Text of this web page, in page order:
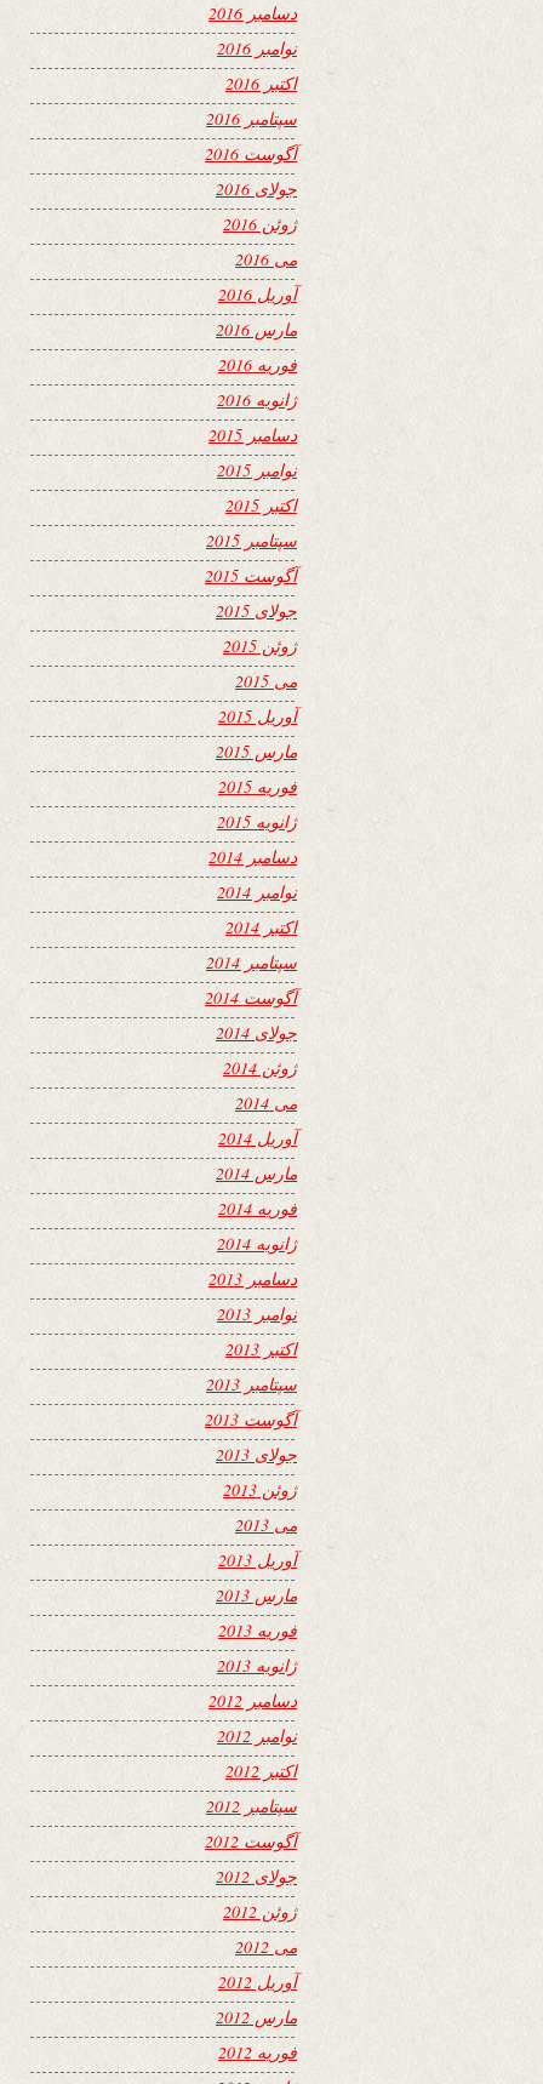
دسامبر 2016
نوامبر 2016
اکتبر 2016
سپتامبر 2016
آگوست 2016
جولای 2016
ژوئن 2016
می 2016
آوریل 2016
مارس 2016
فوریه 2016
ژانویه 2016
دسامبر 2015
نوامبر 2015
اکتبر 2015
سپتامبر 2015
آگوست 2015
جولای 2015
ژوئن 2015
می 2015
آوریل 2015
مارس 2015
فوریه 2015
ژانویه 2015
دسامبر 2014
نوامبر 2014
اکتبر 2014
سپتامبر 2014
آگوست 2014
جولای 2014
ژوئن 2014
می 2014
آوریل 2014
مارس 2014
فوریه 2014
ژانویه 2014
دسامبر 2013
نوامبر 2013
اکتبر 2013
سپتامبر 2013
آگوست 2013
جولای 2013
ژوئن 2013
می 2013
آوریل 2013
مارس 2013
فوریه 2013
ژانویه 2013
دسامبر 2012
نوامبر 2012
اکتبر 2012
سپتامبر 2012
آگوست 2012
جولای 2012
ژوئن 2012
می 2012
آوریل 2012
مارس 2012
فوریه 2012